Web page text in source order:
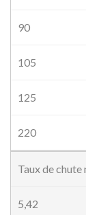
90
105
125
220
Taux de chute
5,42